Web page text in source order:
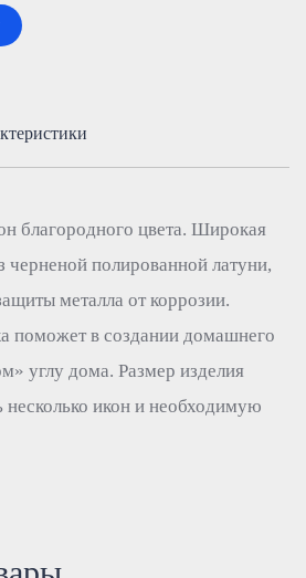
благородного цвета. Широкая
черненой полированной латуни,
металла от коррозии.
поможет в создании домашнего
углу дома. Размер изделия
несколько икон и необходимую